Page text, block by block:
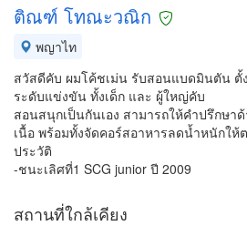
ติณฑ์ โทณะวณิก
พญาไท
สวัสดีคับ ผมโค้ชเม่น รับสอนแบดมินตัน ตั้
ระดับแข่งขัน ทั้งเด็ก และ ผู้ใหญ่คับ
สอนสนุกเป็นกันเอง สามารถให้คำปรึกษา
เนื้อ พร้อมทั้งจัดคอร์สอาหารลดน้ำหนักให้
ประวัติ
-ชนะเลิศที่1 SCG junior ปี 2009
สถานที่ใกล้เคียง